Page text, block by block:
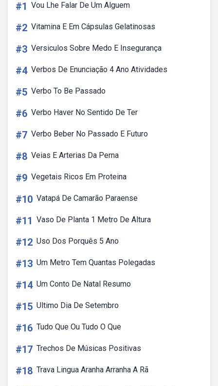
#1 Vou Lhe Falar De Um Alguem
#2 Vitamina E Em Cápsulas Gelatinosas
#3 Versiculos Sobre Medo E Insegurança
#4 Verbos De Enunciação 4 Ano Atividades
#5 Verbo To Be Passado
#6 Verbo Haver No Sentido De Ter
#7 Verbo Beber No Passado E Futuro
#8 Veias E Arterias Da Perna
#9 Vegetais Ricos Em Proteina
#10 Vatapá De Camarão Paraense
#11 Vaso De Planta 1 Metro De Altura
#12 Uso Dos Porquês 5 Ano
#13 Um Metro Tem Quantas Polegadas
#14 Um Conto De Natal Resumo
#15 Ultimo Dia De Setembro
#16 Tudo Que Ou Tudo O Que
#17 Trechos De Músicas Positivas
#18 Trava Lingua Aranha Arranha A Rã